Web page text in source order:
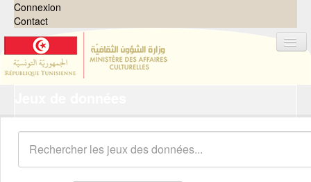
Connexion
Contact
Organisations
Groupes
Demandes 0